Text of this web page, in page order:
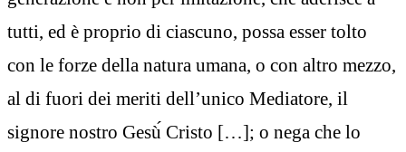
tutti, ed è proprio di ciascuno, possa esser tolto
con le forze della natura umana, o con altro mezzo,
al di fuori dei meriti dell’unico Mediatore, il
signore nostro Gesù́ Cristo […]; o nega che lo